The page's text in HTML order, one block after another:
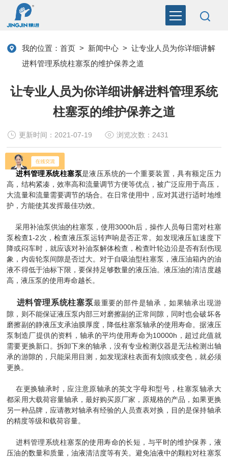
我的位置：首页 > 新闻中心 >让专业人员为你详细讲解
进料管理系统柱塞泵的维护保养之道
让专业人员为你详细讲解进料管理系统
柱塞泵的维护保养之道
更新时间：2021-07-19 浏览次数：2431
进料管理系统柱塞泵是液压系统的一个重要装置，具有额定压力
高，结构紧凑，效率高和流量调节方便等优点，被广泛应用于高压，
大流量和流量需要调节的场合。在日常使用中，应对其进行适时地维
护，方能使其发挥最佳功效。
采用补油泵供油的柱塞泵，使用3000h后，操作人员每日需对柱塞
泵检查1-2次，检查液压泵运转声响是否正常。如发现液压缸速度下
降或闷车时，就应该对补油泵解体检查，检查叶轮边沿是否有刮伤现
象，内齿轮泵间隙是否过大。对于自吸油型柱塞泵，液压油箱内的油
液不得低于油标下限，要保持足够数量的液压油。液压油的清洁度越
高，液压泵的使用寿命越长。
进料管理系统柱塞泵最重要的部件是轴承，如果轴承出现游
隙，则不能保证液压泵内部三对磨擦副的正常间隙，同时也会破坏各
磨擦副的静液压支承油膜厚度，降低柱塞泵轴承的使用寿命。据液压
泵制造厂提供的资料，轴承的平均使用寿命为10000h，超过此值就
需要更换新口。拆卸下来的轴承，没有专业检测仪器是无法检测出轴
承的游隙的，只能采用目测，如发现滚柱表面有划痕或变色，就必须
更换。
在更换轴承时，应注意原轴承的英文字母和型号，柱塞泵轴承大
都采用大载荷容量轴承，最好购买原厂家，原规格的产品，如果更换
另一种品牌，应请教对轴承有经验的人员查表对换，目的是保持轴承
的精度等级和载荷容量。
进料管理系统柱塞泵的使用寿命的长短，与平时的维护保养，液
压油的数量和质量，油液清洁度等有关。避免油液中的颗粒对柱塞泵